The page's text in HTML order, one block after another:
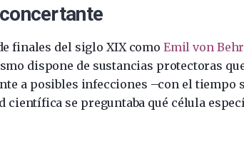
finales del siglo XIX como Emil von
dispone de sustancias protectoras
a posibles infecciones –con el tiempo
científica se preguntaba qué célula